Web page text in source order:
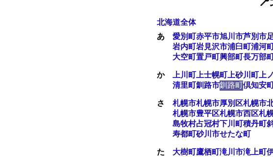
北海道全体
あ
愛別町赤平市旭川市芦別市
岩内町岩見沢市浦臼町浦河
大空町置戸町興部町長万部
か 上川町上士幌町上砂川町上
清里町釧路市釧路町倶知安
さ 札幌市札幌市厚別区札幌市
札幌市豊平区札幌市西区札
島牧村占冠村下川町積丹町
寿都町砂川市せたな町
た 大樹町鷹栖町滝川市滝上町